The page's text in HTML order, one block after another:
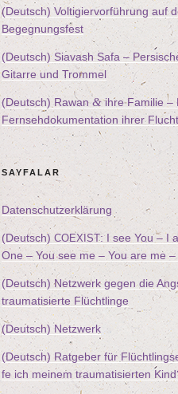
(Deutsch) Vol­ti­gier­vor­füh­rung auf
Begegnungsfest
(Deutsch) Sia­vash Safa –
Gitar­re und Trommel
(Deutsch) Rawan&ihre Fami­lie –
Fern­seh­do­ku­men­ta­ti­on ihrer Flucht
SAY­FA­LAR
Daten­schutz­er­klä­rung
(Deutsch) COEXIST: I see You – I
One – You see me – You are me
(Deutsch) Netz­werk gegen die
trau­ma­ti­sier­te Flüchtlinge
(Deutsch) Netz­werk
(Deutsch) Rat­ge­ber für
fe ich mei­nem trau­ma­ti­sier­ten